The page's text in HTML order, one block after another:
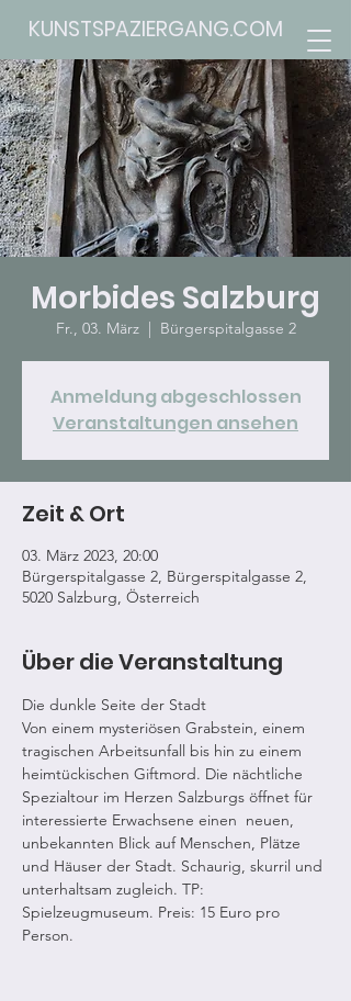
KUNSTSPAZIERGANG.COM
Morbides Salzburg
Fr., 03. März
  |
Bürgerspitalgasse 2
Anmeldung abgeschlossen
Veranstaltungen ansehen
Zeit & Ort
03. März 2023, 20:00
Bürgerspitalgasse 2, Bürgerspitalgasse 2,
5020 Salzburg, Österreich
Über die Veranstaltung
Die dunkle Seite der Stadt
Von einem mysteriösen Grabstein, einem
tragischen Arbeitsunfall bis hin zu einem
heimtückischen Giftmord. Die nächtliche
Spezialtour im Herzen Salzburgs öffnet für
interessierte Erwachsene einen  neuen,
unbekannten Blick auf Menschen, Plätze
und Häuser der Stadt. Schaurig, skurril und
unterhaltsam zugleich. TP:
Spielzeugmuseum. Preis: 15 Euro pro
Person.